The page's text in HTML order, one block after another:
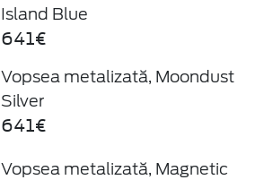
Island Blue
641€
Vopsea metalizată, Moondust
Silver
641€
Vopsea metalizată, Magnetic